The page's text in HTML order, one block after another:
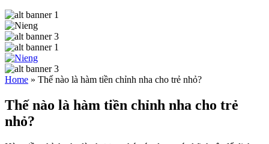
Home » Thế nào là hàm tiền chỉnh nha cho trẻ nhỏ?
Thế nào là hàm tiền chỉnh nha cho trẻ
nhỏ?